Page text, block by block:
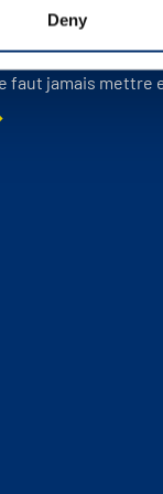
Deny
faut jamais mettre